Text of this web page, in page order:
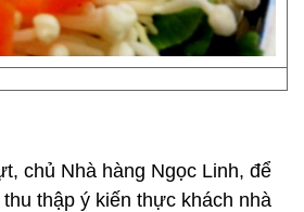
chủ Nhà hàng Ngọc Linh, để
thập ý kiến thực khách nhà